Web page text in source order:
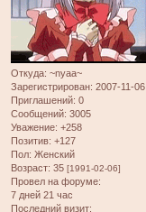
Откуда: ~nyaa~
Зарегистрирован: 2007-11-06
Приглашений: 0
Сообщений: 3005
Уважение: +258
Позитив: +127
Пол: Женский
Возраст: 35 [1991-02-06]
Провел на форуме:
7 дней 21 час
Последний визит: